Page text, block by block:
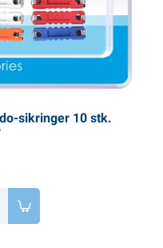
sikringer 10 stk.